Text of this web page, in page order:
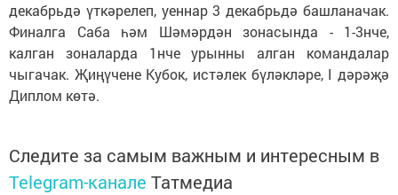
декабрьдә үткәрелеп, уеннар 3 декабрьдә башланачак.
Финалга Саба һәм Шәмәрдән зонасында - 1-3нче,
калган зоналарда 1нче урынны алган командалар
чыгачак. Җиңүчене Кубок, истәлек бүләкләре, I дәрәҗә
Диплом көтә.
Следите за самым важным и интересным в
Telegram-канале Татмедиа